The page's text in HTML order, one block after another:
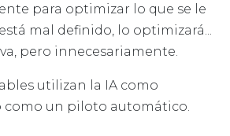
para optimizar lo que se le
mal definido, lo optimizará...
pero innecesariamente.
utilizan la IA como
como un piloto automático.